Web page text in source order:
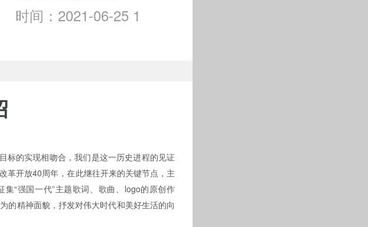
时间：2021-06-25 1
的实现相吻合，我们是这一历史进程的见证
开放40周年，在此继往开来的关键节点，主
国一代”主题歌词、歌曲、logo的原创作
的精神面貌，抒发对伟大时代和美好生活的向